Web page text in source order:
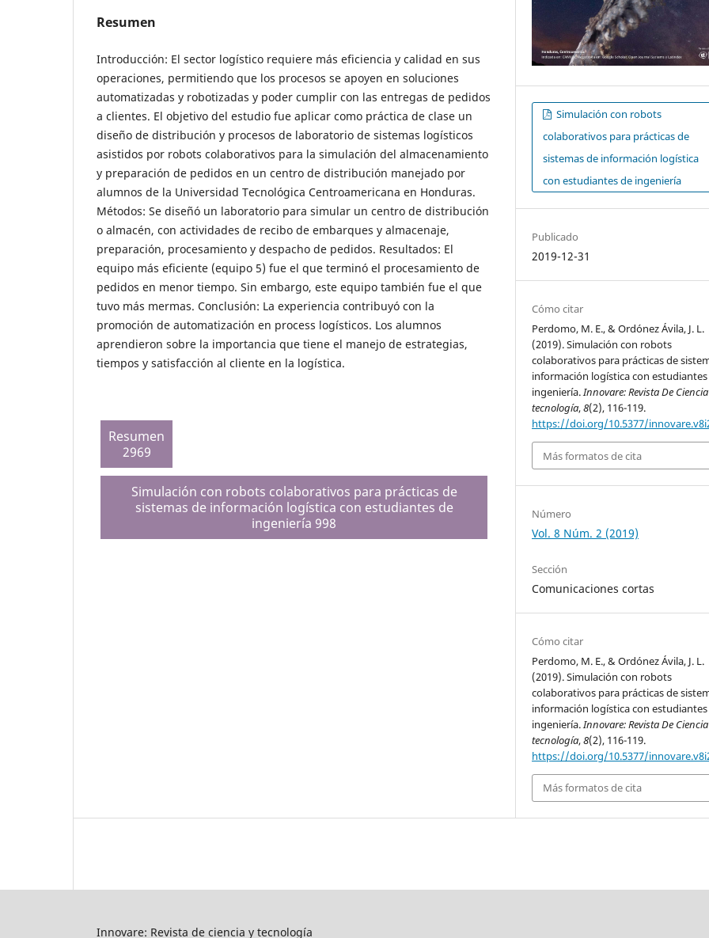
Resumen
Introducción: El sector logístico requiere más eficiencia y calidad en sus
operaciones, permitiendo que los procesos se apoyen en soluciones
automatizadas y robotizadas y poder cumplir con las entregas de pedidos
a clientes. El objetivo del estudio fue aplicar como práctica de clase un
diseño de distribución y procesos de laboratorio de sistemas logísticos
asistidos por robots colaborativos para la simulación del almacenamiento
y preparación de pedidos en un centro de distribución manejado por
alumnos de la Universidad Tecnológica Centroamericana en Honduras.
Métodos: Se diseñó un laboratorio para simular un centro de distribución
o almacén, con actividades de recibo de embarques y almacenaje,
preparación, procesamiento y despacho de pedidos. Resultados: El
equipo más eficiente (equipo 5) fue el que terminó el procesamiento de
pedidos en menor tiempo. Sin embargo, este equipo también fue el que
tuvo más mermas. Conclusión: La experiencia contribuyó con la
promoción de automatización en process logísticos. Los alumnos
aprendieron sobre la importancia que tiene el manejo de estrategias,
tiempos y satisfacción al cliente en la logística.
Resumen
2969
Simulación con robots colaborativos para prácticas de
sistemas de información logística con estudiantes de
ingeniería 998
Simulación con robots
colaborativos para prácticas de
sistemas de información logística
con estudiantes de ingeniería
Publicado
2019-12-31
Cómo citar
Perdomo, M. E., & Ordónez Ávila, J. L.
(2019). Simulación con robots
colaborativos para prácticas de
información logística con
ingeniería.Innovare: Revista De
tecnología,8(2), 116-119.
https://doi.org/10.5377/
Más formatos de cita
Número
Vol. 8 Núm. 2 (2019)
Sección
Comunicaciones cortas
Cómo citar
Perdomo, M. E., & Ordónez Ávila, J. L.
(2019). Simulación con robots
colaborativos para prácticas de
información logística con
ingeniería.Innovare: Revista De
tecnología,8(2), 116-119.
https://doi.org/10.5377/
Más formatos de cita
Innovare: Revista de ciencia y tecnología